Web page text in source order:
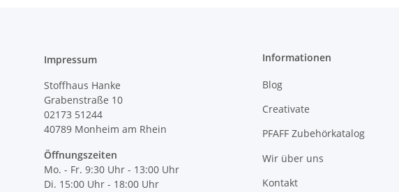
Impressum
Stoffhaus Hanke
Grabenstraße 10
02173 51244
40789 Monheim am Rhein
Öffnungszeiten
Mo. - Fr. 9:30 Uhr - 13:00 Uhr
Di. 15:00 Uhr - 18:00 Uhr
Informationen
Blog
Creativate
PFAFF Zubehörkatalog
Wir über uns
Kontakt